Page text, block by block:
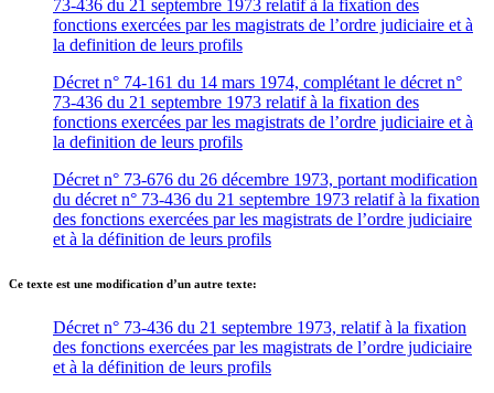
73-436 du 21 septembre 1973 relatif à la fixation des
fonctions exercées par les magistrats de l’ordre judiciaire et à
la definition de leurs profils
Décret n° 74-161 du 14 mars 1974, complétant le décret n°
73-436 du 21 septembre 1973 relatif à la fixation des
fonctions exercées par les magistrats de l’ordre judiciaire et à
la definition de leurs profils
Décret n° 73-676 du 26 décembre 1973, portant modification
du décret n° 73-436 du 21 septembre 1973 relatif à la fixation
des fonctions exercées par les magistrats de l’ordre judiciaire
et à la définition de leurs profils
Ce texte est une modification d’un autre texte:
Décret n° 73-436 du 21 septembre 1973, relatif à la fixation
des fonctions exercées par les magistrats de l’ordre judiciaire
et à la définition de leurs profils